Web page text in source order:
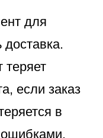
для
доставка.
если заказ
в